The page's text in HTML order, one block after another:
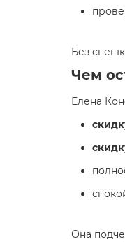
Без
Чем
Елена
Она